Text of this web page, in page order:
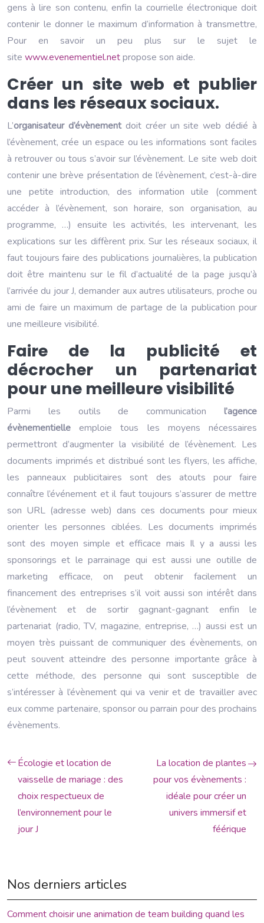
gens à lire son contenu, enfin la courrielle électronique doit
contenir le donner le maximum d’information à transmettre,
Pour en savoir un peu plus sur le sujet le
site www.evenementiel.netpropose son aide.
Créer un site web et publier
dans les réseaux sociaux.
L’organisateur d’évènement doit créer un site web dédié à
l’évènement, crée un espace ou les informations sont faciles
à retrouver ou tous s’avoir sur l’évènement. Le site web doit
contenir une brève présentation de l’évènement, c’est-à-dire
une petite introduction, des information utile (comment
accéder à l’évènement, son horaire, son organisation, au
programme, …) ensuite les activités, les intervenant, les
explications sur les diffèrent prix. Sur les réseaux sociaux, il
faut toujours faire des publications journalières, la publication
doit être maintenu sur le fil d’actualité de la page jusqu’à
l’arrivée du jour J, demander aux autres utilisateurs, proche ou
ami de faire un maximum de partage de la publication pour
une meilleure visibilité.
Faire de la publicité et
décrocher un partenariat
pour une meilleure visibilité
Parmi les outils de communication l’agence
évènementielle emploie tous les moyens nécessaires
permettront d’augmenter la visibilité de l’évènement. Les
documents imprimés et distribué sont les flyers, les affiche,
les panneaux publicitaires sont des atouts pour faire
connaître l’événement et il faut toujours s’assurer de mettre
son URL (adresse web) dans ces documents pour mieux
orienter les personnes ciblées. Les documents imprimés
sont des moyen simple et efficace mais Il y a aussi les
sponsorings et le parrainage qui est aussi une outille de
marketing efficace, on peut obtenir facilement un
financement des entreprises s’il voit aussi son intérêt dans
l’évènement et de sortir gagnant-gagnant enfin le
partenariat (radio, TV, magazine, entreprise, …) aussi est un
moyen très puissant de communiquer des évènements, on
peut souvent atteindre des personne importante grâce à
cette méthode, des personne qui sont susceptible de
s’intéresser à l’évènement qui va venir et de travailler avec
eux comme partenaire, sponsor ou parrain pour des prochains
évènements.
Écologie et location de
vaisselle de mariage : des
choix respectueux de
l’environnement pour le
jour J
La location de plantes
pour vos évènements :
idéale pour créer un
univers immersif et
féérique
Nos derniers articles
Comment choisir une animation de team building quand les